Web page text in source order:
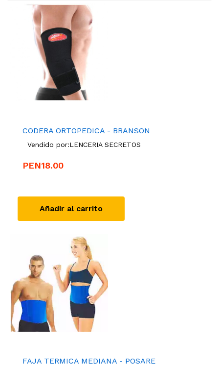
CODERA ORTOPEDICA - BRANSON
Vendido por:LENCERIA SECRETOS
PEN18.00
Añadir al carrito
FAJA TERMICA MEDIANA - POSARE